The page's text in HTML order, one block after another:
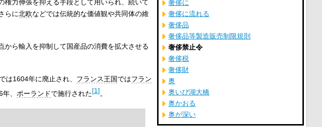
権力伸張を抑える手段として用いられ、続いて
らに北欧などでは伝統的な価値観や共同体の維
から輸入を抑制して国産品の消費を拡大させる
では1604年に廃止され、 フランス王国ではフラン
、 ポーランドで施行された[1]。
奢侈に
奢侈に流れる
奢侈品
奢侈品等製造販売制限規則
奢侈禁止令
奢侈税
奢侈財
奥
奥いび湖大橋
奥かおる
奥が深い